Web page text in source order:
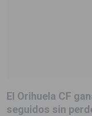
El Orihuela CF
seguidos sin